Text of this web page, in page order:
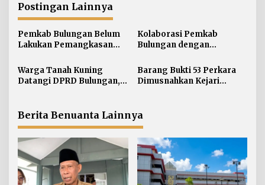
a
s
i
p
o
s
Postingan Lainnya
Pemkab Bulungan Belum
Lakukan Pemangkasan
Ada Arahan Pusat
Kolaborasi Pemkab
Bulungan dengan
Desa/Kelurahan Satu
Sarjana
Warga Tanah Kuning
Datangi DPRD Bulungan,
Diselesaikan
Barang Bukti 53 Perkara
Dimusnahkan Kejari
Berita Benuanta Lainnya